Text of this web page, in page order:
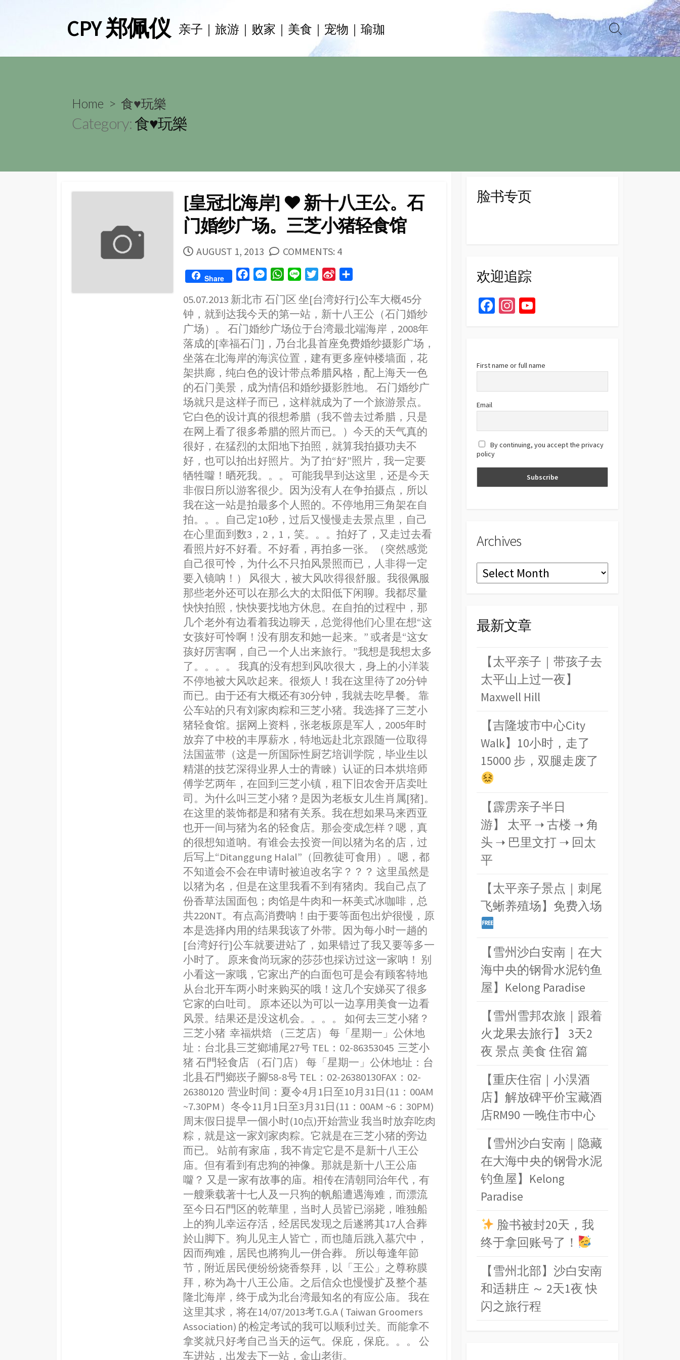
content
CPY 郑佩仪 亲子｜旅游｜败家｜美食｜宠物｜瑜珈
Search
Toggle
Home > 食♥玩樂
Category:食♥玩樂
[皇冠北海岸] ♥ 新十八王公。石
门婚纱广场。三芝小猪轻食馆
PUBLISHED
DATE
AUGUST 1, 2013 COMMENTS: 4
Share
c
e
b
o
o
k
s
s
e
g
e
r
W
a
t
s
A
p
p
n
e
i
t
e
r
n
a
W
e
i
b
a
r
e
05.07.2013 新北市 石门区 坐[台湾好行]公车大概45分
钟，就到达我今天的第一站，新十八王公（石门婚纱
广场）。 石门婚纱广场位于台湾最北端海岸，2008年
落成的[幸福石门]，乃台北县首座免费婚纱摄影广场，
坐落在北海岸的海滨位置，建有更多座钟楼墙面，花
架拱廊，纯白色的设计带点希腊风格，配上海天一色
的石门美景，成为情侣和婚纱摄影胜地。 石门婚纱广
场就只是这样子而已，这样就成为了一个旅游景点。
它白色的设计真的很想希腊（我不曾去过希腊，只是
在网上看了很多希腊的照片而已。）今天的天气真的
很好，在猛烈的太阳地下拍照，就算我拍摄功夫不
好，也可以拍出好照片。为了拍“好”照片，我一定要
牺牲囖！晒死我。。。 可能我早到达这里，还是今天
非假日所以游客很少。因为没有人在争拍摄点，所以
我在这一站是拍最多个人照的。不停地用三角架在自
拍。。。自己定10秒，过后又慢慢走去景点里，自己
在心里面到数3，2，1，笑。。。拍好了，又走过去看
看照片好不好看。不好看，再拍多一张。（突然感觉
自己很可怜，为什么不只拍风景照而已，人非得一定
要入镜呐！） 风很大，被大风吹得很舒服。我很佩服
那些老外还可以在那么大的太阳低下闲聊。我都尽量
快快拍照，快快要找地方休息。在自拍的过程中，那
几个老外有边看着我边聊天，总觉得他们心里在想“这
女孩好可怜啊！没有朋友和她一起来。” 或者是“这女
孩好厉害啊，自己一个人出来旅行。”我想是我想太多
了。。。。 我真的没有想到风吹很大，身上的小洋装
不停地被大风吹起来。很烦人！我在这里待了20分钟
而已。由于还有大概还有30分钟，我就去吃早餐。 靠
公车站的只有刘家肉粽和三芝小猪。我选择了三芝小
猪轻食馆。据网上资料，张老板原是军人，2005年时
放弃了中校的丰厚薪水，特地远赴北京跟随一位取得
法国蓝带（这是一所国际性厨艺培训学院，毕业生以
精湛的技艺深得业界人士的青睞）认证的日本烘培师
傅学艺两年，在回到三芝小镇，租下旧农舍开店卖吐
司。为什么叫三芝小猪？是因为老板女儿生肖属[猪]。
在这里的装饰都是和猪有关系。我在想如果马来西亚
也开一间与猪为名的轻食店。那会变成怎样？嗯，真
的很想知道呐。有谁会去投资一间以猪为名的店，过
后写上“Ditanggung Halal”（回教徒可食用）。嗯，都
不知道会不会在申请时被迫改名字？？？ 这里虽然是
以猪为名，但是在这里我看不到有猪肉。我自己点了
份香草法国面包；肉馅是牛肉和一杯美式冰咖啡，总
共220NT。有点高消费呐！由于要等面包出炉很慢，原
本是选择内用的结果我该了外带。因为每小时一趟的
[台湾好行]公车就要进站了，如果错过了我又要等多一
小时了。 原来食尚玩家的莎莎也採访过这一家呐！ 别
小看这一家哦，它家出产的白面包可是会有顾客特地
从台北开车两小时来购买的哦！这几个安娣买了很多
它家的白吐司。 原本还以为可以一边享用美食一边看
风景。结果还是没这机会。。。。 如何去三芝小猪？
三芝小猪 幸福烘焙 （三芝店） 每「星期一」公休地
址：台北县三芝鄉埔尾27号 TEL：02-86353045 三芝小
猪 石門轻食店 （石门店） 每「星期一」公休地址：台
北县石門鄉崁子腳58-8号 TEL：02-26380130FAX：02-
26380120 营业时间：夏令4月1日至10月31日(11：00AM
~7.30PM）冬令11月1日至3月31日(11：00AM ~6：30PM)
周末假日提早一個小时(10点)开始营业 我当时放弃吃肉
粽，就是这一家刘家肉粽。它就是在三芝小猪的旁边
而已。 站前有家庙，我不肯定它是不是新十八王公
庙。但有看到有忠狗的神像。那就是新十八王公庙
囖？ 又是一家有故事的庙。相传在清朝同治年代，有
一艘乘载著十七人及一只狗的帆船遭遇海难，而漂流
至今日石門区的乾華里，当时人员皆已溺毙，唯独船
上的狗儿幸运存活，经居民发现之后遂將其17人合葬
於山脚下。狗儿见主人皆亡，而也隨后跳入墓穴中，
因而殉难，居民也將狗儿一併合葬。 所以每逢年節
节，附近居民便纷纷烧香祭拜，以「王公」之尊称膜
拜，称为為十八王公庙。之后信众也慢慢扩及整个基
隆北海岸，终于成为北台湾最知名的有应公庙。 我在
这里其求，将在14/07/2013考T.G.A ( Taiwan Groomers
Association) 的检定考试的我可以顺利过关。而能拿不
拿奖就只好考自己当天的运气。保庇，保庇。。。 公
车进站，出发去下一站，金山老街。
脸书专页
欢迎追踪
Fa
o
k
In
m b
e
a
n
n
el
First name or full name
Email
By continuing, you accept the privacy
policy
Archives
Archives
最新文章
【太平亲子｜带孩子去
太平山上过一夜】
Maxwell Hill
【吉隆坡市中心City
Walk】10小时，走了
15000 步，双腿走废了
【霹雳亲子半日
游】 太平 ➝ 古楼 ➝ 角
头 ➝ 巴里文打 ➝ 回太
平
【太平亲子景点｜刺尾
飞蜥养殖场】免费入场
【雪州沙白安南｜在大
海中央的钢骨水泥钓鱼
屋】Kelong Paradise
【雪州雪邦农旅｜跟着
火龙果去旅行】 3天2
夜 景点 美食 住宿 篇
【重庆住宿｜小淏酒
店】解放碑平价宝藏酒
店RM90 一晚住市中心
【雪州沙白安南｜隐藏
在大海中央的钢骨水泥
钓鱼屋】Kelong
Paradise
脸书被封20天，我
终于拿回账号了！
【雪州北部】沙白安南
和适耕庄 ～ 2天1夜 快
闪之旅行程